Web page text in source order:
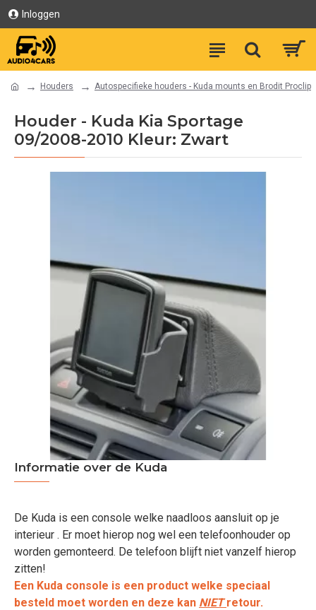
Inloggen
Houders Autospecifieke houders - Kuda mounts en Brodit Proclip
Houder - Kuda Kia Sportage
09/2008-2010 Kleur: Zwart
Informatie over de Kuda
De Kuda is een console welke naadloos aansluit op je
interieur . Er moet hierop nog wel een telefoonhouder op
worden gemonteerd. De telefoon blijft niet vanzelf hierop
zitten!
Een Kuda console is een product welke speciaal
besteld moet worden en deze kan NIETretour.